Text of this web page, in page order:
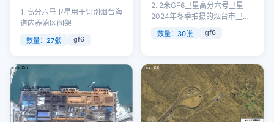
1. 高分六号卫星用于识别烟台海
道内养殖区阀架
数量：27张 gf6
2. 2米GF6卫星高分六号卫星
2024年冬季拍摄的烟台市卫星
数量：30张 gf6